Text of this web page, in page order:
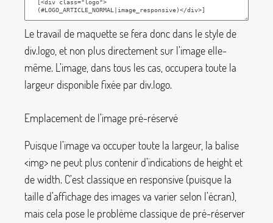
Le travail de maquette se fera donc dans le style de
div.logo , et non plus directement sur l’image elle-
même. L’image, dans tous les cas, occupera toute la
largeur disponible fixée pardiv.logo.
Emplacement de l’image pré-réservé
Puisque l’image va occuper toute la largeur, la balise
<img> ne peut plus contenir d’indications de heightet
dewidth. C’est classique en responsive (puisque la
taille d’affichage des images va varier selon l’écran),
mais cela pose le problème classique de pré-réserver